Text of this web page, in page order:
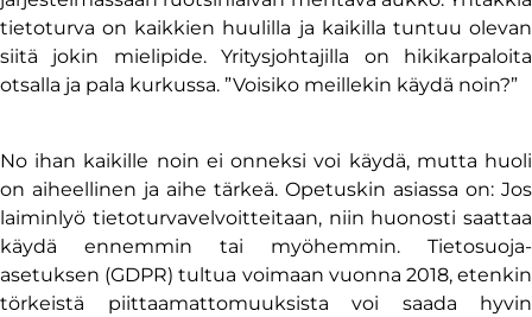
tietoturva on kaikkien huulilla ja kaikilla tuntuu olevan
siitä jokin mielipide. Yritysjohtajilla on hikikarpaloita
otsalla ja pala kurkussa. ”Voisiko meillekin käydä noin?”
No ihan kaikille noin ei onneksi voi käydä, mutta huoli
on aiheellinen ja aihe tärkeä. Opetuskin asiassa on: Jos
laiminlyö tietoturvavelvoitteitaan, niin huonosti saattaa
käydä ennemmin tai myöhemmin. Tietosuoja-
asetuksen (GDPR) tultua voimaan vuonna 2018, etenkin
törkeistä piittaamattomuuksista voi saada hyvin